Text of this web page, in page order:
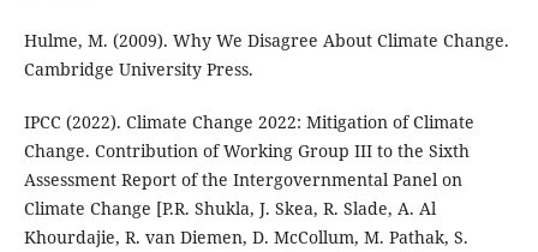
Hulme, M. (2009). Why We Disagree About Climate Change.
Cambridge University Press.
IPCC (2022). Climate Change 2022: Mitigation of Climate
Change. Contribution of Working Group III to the Sixth
Assessment Report of the Intergovernmental Panel on
Climate Change [P.R. Shukla, J. Skea, R. Slade, A. Al
Khourdajie, R. van Diemen, D. McCollum, M. Pathak, S.